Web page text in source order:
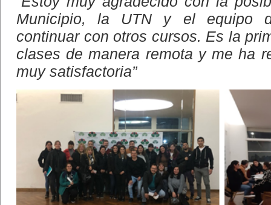
Municipio, la UTN y el equipo
continuar con otros cursos. Es la
clases de manera remota y me ha
muy satisfactoria”